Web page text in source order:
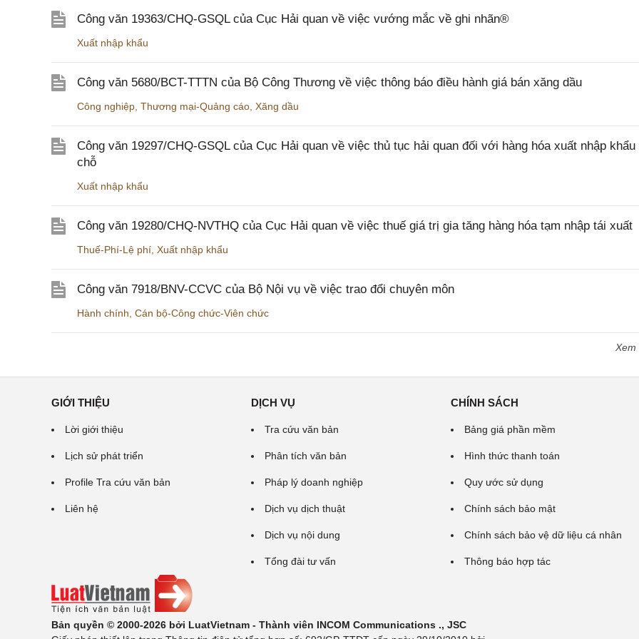
Công văn 19363/CHQ-GSQL của Cục Hải quan về việc vướng mắc về ghi nhãn®
Xuất nhập khẩu
Công văn 5680/BCT-TTTN của Bộ Công Thương về việc thông báo điều hành giá bán xăng dầu
Công nghiệp Thương mại-Quảng cáo Xăng dầu
Công văn 19297/CHQ-GSQL của Cục Hải quan về việc thủ tục hải quan đối với hàng hóa xuất nhập khẩu
chỗ
Xuất nhập khẩu
Công văn 19280/CHQ-NVTHQ của Cục Hải quan về việc thuế giá trị gia tăng hàng hóa tạm nhập tái xuất
Thuế-Phí-Lệ phí Xuất nhập khẩu
Công văn 7918/BNV-CCVC của Bộ Nội vụ về việc trao đổi chuyên môn
Hành chính Cán bộ-Công chức-Viên chức
GIỚI THIỆU
Lời giới thiệu
Lịch sử phát triển
Profile Tra cứu văn bản
Liên hệ
DỊCH VỤ
Tra cứu văn bản
Phân tích văn bản
Pháp lý doanh nghiệp
Dịch vụ dịch thuật
Dịch vụ nội dung
Tổng đài tư vấn
CHÍNH SÁCH
Bảng giá phần mềm
Hình thức thanh toán
Quy ước sử dụng
Chính sách bảo mật
Chính sách bảo vệ dữ liệu cá nhân
Thông báo hợp tác
Bản quyền © 2000-2026 bởi LuatVietnam - Thành viên INCOM Communications ., JSC